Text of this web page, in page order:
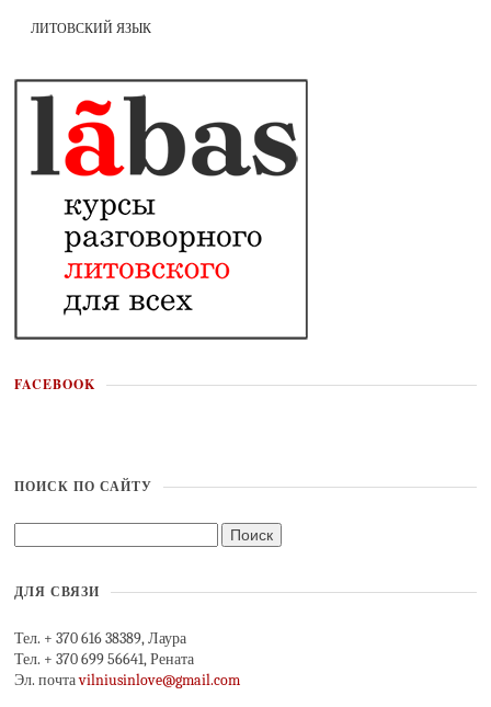
ЛИТОВСКИЙ ЯЗЫК
FACEBOOK
ПОИСК ПО САЙТУ
ДЛЯ СВЯЗИ
Тел. + 370 616 38389, Лаура
Тел. + 370 699 56641, Рената
Эл. почтаvilniusinlove@gmail.com